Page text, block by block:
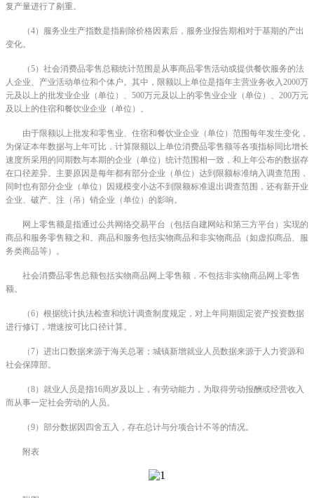
复产量进行了剔重。
（4）服务业生产指数是指剔除价格因素后，服务业报告期相对于基期的产出
变化。
（5）社会消费品零售总额统计范围是从事商品零售活动或提供餐饮服务的法
人企业、产业活动单位和个体户。其中，限额以上单位是指年主营业务收入2000万
元及以上的批发业企业（单位）、500万元及以上的零售业企业（单位）、200万元
及以上的住宿和餐饮业企业（单位）。
由于限额以上批发和零售业、住宿和餐饮业企业（单位）范围每年发生变化，
为保证本年数据与上年可比，计算限额以上单位消费品零售额等各项指标同比增长
速度所采用的同期数与本期的企业（单位）统计范围相一致，和上年公布的数据存
在口径差异。主要原因是每年都有部分企业（单位）达到限额标准纳入调查范围，
同时也有部分企业（单位）因规模变小达不到限额标准退出调查范围，还有新开业
企业、破产、注（吊）销企业（单位）的影响。
网上零售额是指通过公共网络交易平台（包括自建网站和第三方平台）实现的
商品和服务零售额之和。商品和服务包括实物商品和非实物商品（如虚拟商品、服
务类商品等）。
社会消费品零售总额包括实物商品网上零售额，不包括非实物商品网上零售
额。
（6）根据统计执法检查和统计调查制度规定，对上年同期固定资产投资数据
进行修订，增速按可比口径计算。
（7）进出口数据来源于海关总署；城镇新增就业人员数据来源于人力资源和
社会保障部。
（8）就业人员是指16周岁及以上，有劳动能力，为取得劳动报酬或经营收入
而从事一定社会劳动的人员。
（9）部分数据因四舍五入，存在总计与分项合计不等的情况。
附表